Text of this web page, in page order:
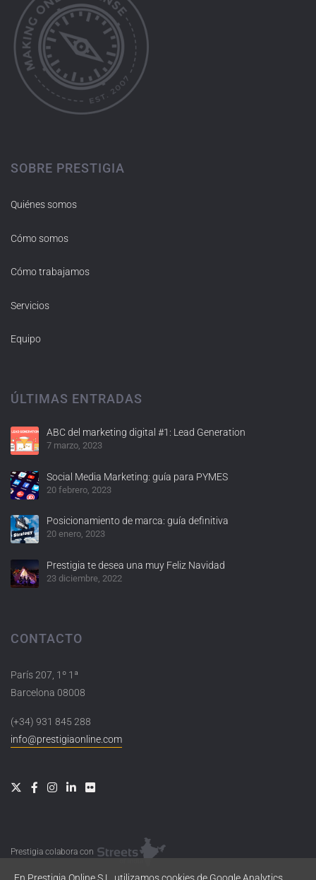
SOBRE PRESTIGIA
Quiénes somos
Cómo somos
Cómo trabajamos
Servicios
Equipo
ÚLTIMAS ENTRADAS
ABC del marketing digital #1: Lead Generation
7 marzo, 2023
Social Media Marketing: guía para PYMES
20 febrero, 2023
Posicionamiento de marca: guía definitiva
20 enero, 2023
Prestigia te desea una muy Feliz Navidad
23 diciembre, 2022
CONTACTO
París 207, 1º 1ª
Barcelona 08008
(+34) 931 845 288
info@prestigiaonline.com
Prestigia colabora con